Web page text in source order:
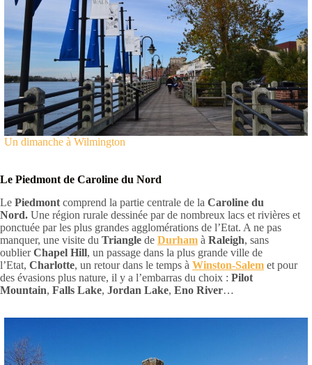
Un dimanche à Wilmington
Le Piedmont de Caroline du Nord
Le Piedmont comprend la partie centrale de la Caroline du
Nord. Une région rurale dessinée par de nombreux lacs et rivières et
ponctuée par les plus grandes agglomérations de l’Etat. A ne pas
manquer, une visite du Triangle de Durham à Raleigh, sans
oublierChapel Hill, un passage dans la plus grande ville de
l’Etat, Charlotte, un retour dans le temps à Winston-Salem et pour
des évasions plus nature, il y a l’embarras du choix : Pilot
Mountain, Falls Lake, Jordan Lake, Eno River…